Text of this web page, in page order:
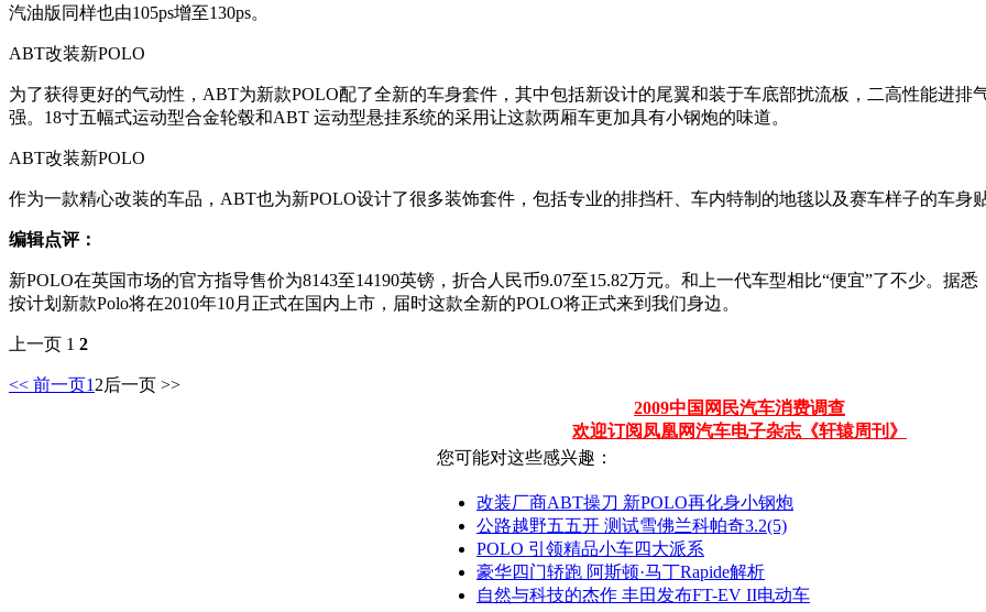
汽油版同样也由105ps增至130ps。
ABT改装新POLO
为了获得更好的气动性，ABT为新款POLO配了全新的车身套件，其中包括新设计的尾翼和装于车底部扰流板，二高性能进
强。18寸五幅式运动型合金轮毂和ABT 运动型悬挂系统的采用让这款两厢车更加具有小钢炮的味道。
ABT改装新POLO
作为一款精心改装的车品，ABT也为新POLO设计了很多装饰套件，包括专业的排挡杆、车内特制的地毯以及赛车样子的车身
编辑点评：
新POLO在英国市场的官方指导售价为8143至14190英镑，折合人民币9.07至15.82万元。和上一代车型相比“便宜”了不少。据
按计划新款Polo将在2010年10月正式在国内上市，届时这款全新的POLO将正式来到我们身边。
上一页 1 2
<< 前一页1 2后一页 >>
2009中国网民汽车消费调查
欢迎订阅凤凰网汽车电子杂志《轩辕周刊》
您可能对这些感兴趣：
改装厂商ABT操刀 新POLO再化身小钢炮
公路越野五五开 测试雪佛兰科帕奇3.2(5)
POLO 引领精品小车四大派系
豪华四门轿跑 阿斯顿·马丁Rapide解析
自然与科技的杰作 丰田发布FT-EV II电动车